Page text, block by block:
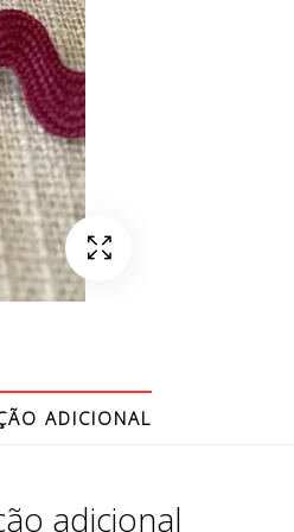
ADICIONAL
adicional